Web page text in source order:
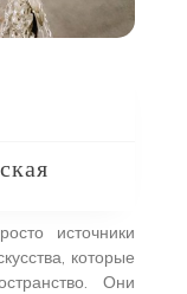
источники
которые
Они